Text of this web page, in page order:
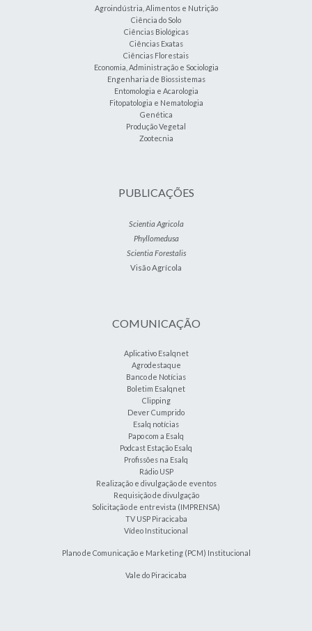
Agroindústria, Alimentos e Nutrição
Ciência do Solo
Ciências Biológicas
Ciências Exatas
Ciências Florestais
Economia, Administração e Sociologia
Engenharia de Biossistemas
Entomologia e Acarologia
Fitopatologia e Nematologia
Genética
Produção Vegetal
Zootecnia
PUBLICAÇÕES
Scientia Agricola
Phyllomedusa
Scientia Forestalis
Visão Agrícola
COMUNICAÇÃO
Aplicativo Esalqnet
Agrodestaque
Banco de Notícias
Boletim Esalqnet
Clipping
Dever Cumprido
Esalq notícias
Papo com a Esalq
Podcast Estação Esalq
Profissões na Esalq
Rádio USP
Realização e divulgação de eventos
Requisição de divulgação
Solicitação de entrevista (IMPRENSA)
TV USP Piracicaba
Vídeo Institucional
Plano de Comunicação e Marketing (PCM) Institucional
Vale do Piracicaba